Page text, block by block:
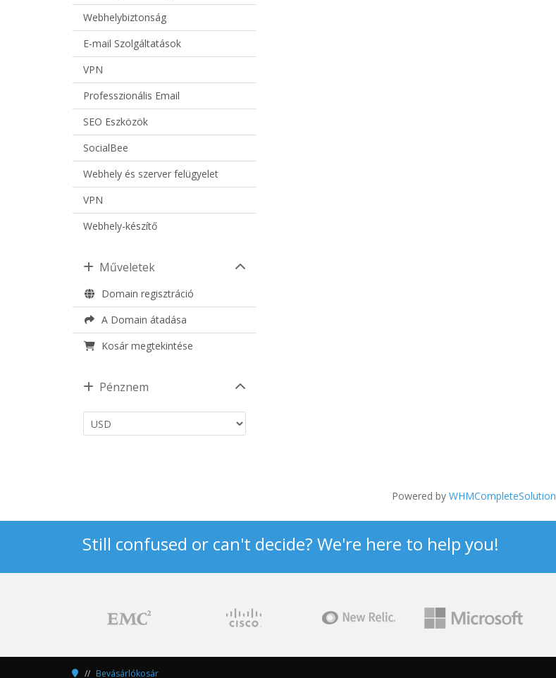
Webhelybiztonság
E-mail Szolgáltatások
VPN
Professzionális Email
SEO Eszközök
SocialBee
Webhely és szerver felügyelet
VPN
Webhely-készítő
Műveletek
Domain regisztráció
A Domain átadása
Kosár megtekintése
Pénznem
Powered by WHMCompleteSolution
Still confused or can't decide? We're here to help you!
Bevásárlókosár